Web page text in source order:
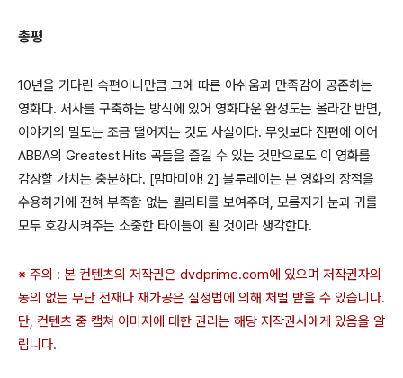
총평
10년을 기다린 속편이니만큼 그에 따른 아쉬움과 만족감이 공존하는
영화다. 서사를 구축하는 방식에 있어 영화다운 완성도는 올라간 반면,
이야기의 밀도는 조금 떨어지는 것도 사실이다. 무엇보다 전편에 이어
ABBA의 Greatest Hits 곡들을 즐길 수 있는 것만으로도 이 영화를
감상할 가치는 충분하다. [맘마미아! 2] 블루레이는 본 영화의 장점을
수용하기에 전혀 부족함 없는 퀄리티를 보여주며, 모름지기 눈과 귀를
모두 호강시켜주는 소중한 타이틀이 될 것이라 생각한다.
※ 주의 : 본 컨텐츠의 저작권은 dvdprime.com에 있으며 저작권자의
동의 없는 무단 전재나 재가공은 실정법에 의해 처벌 받을 수 있습니다.
단, 컨텐츠 중 캡쳐 이미지에 대한 권리는 해당 저작권사에게 있음을 알
립니다.